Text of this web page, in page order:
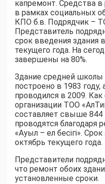
капремонт. Средства в
в рамках социальных
КПО б.в. Подрядчик –
Представитель
срок введения здания
текущего года. На
завершены на 80%.
Здание средней
построено в 1983
проводился в 2009.
организации ТОО
составляет свыше 844
проводятся благодаря
«Ауыл – ел бесігі».
октябрь текущего года.
Представители
что ремонт обоих
установленные сроки.